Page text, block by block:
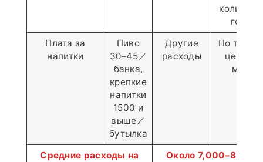
гостей
Плата за
напитки
Пиво
30–45／
банка,
крепкие
напитки
1500 и
выше／
бутылка
Другие
расходы
По
ценам
месте
Средние расходы на
Около 7,000–8,000